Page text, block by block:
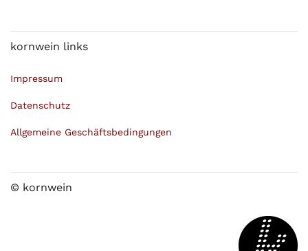
kornwein links
Impressum
Datenschutz
Allgemeine Geschäftsbedingungen
© kornwein